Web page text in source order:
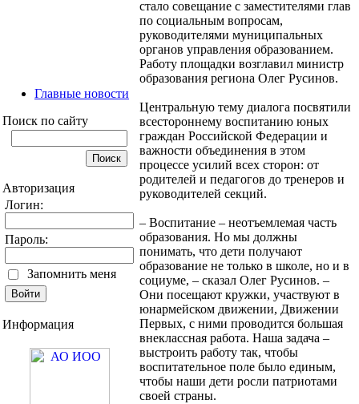
Главные новости
Поиск по сайту
Авторизация
Логин:
Пароль:
Запомнить меня
Информация
стало совещание с заместителями глав
по социальным вопросам,
руководителями муниципальных
органов управления образованием.
Работу площадки возглавил министр
образования региона Олег Русинов.
Центральную тему диалога посвятили
всестороннему воспитанию юных
граждан Российской Федерации и
важности объединения в этом
процессе усилий всех сторон: от
родителей и педагогов до тренеров и
руководителей секций.
– Воспитание – неотъемлемая часть
образования. Но мы должны
понимать, что дети получают
образование не только в школе, но и в
социуме, – сказал Олег Русинов. –
Они посещают кружки, участвуют в
юнармейском движении, Движении
Первых, с ними проводится большая
внеклассная работа. Наша задача –
выстроить работу так, чтобы
воспитательное поле было единым,
чтобы наши дети росли патриотами
своей страны.